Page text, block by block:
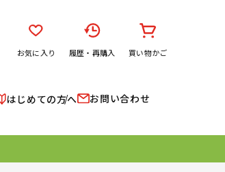
お気に入り 履歴・再購入 買い物かご
はじめての方へ お問い合わせ